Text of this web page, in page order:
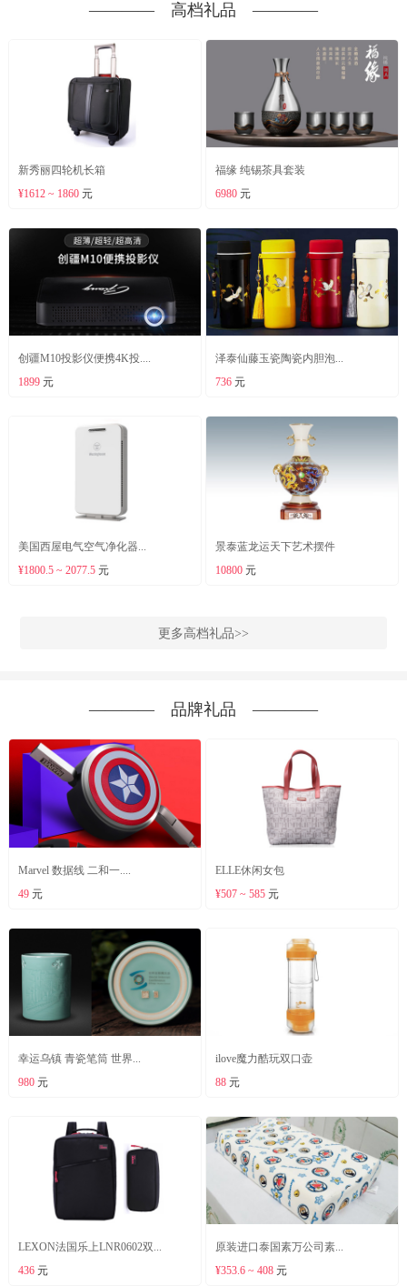
―――― 高档礼品 ――――
新秀丽四轮机长箱
¥1612 ~ 1860元
福缘 纯锡茶具套装
6980 元
创疆M10投影仪便携4K投....
1899元
泽泰仙藤玉瓷陶瓷内胆泡...
736 元
美国西屋电气空气净化器...
¥1800.5 ~ 2077.5元
景泰蓝龙运天下艺术摆件
10800 元
更多高档礼品>>
―――― 品牌礼品 ――――
Marvel 数据线 二和一....
49元
ELLE休闲女包
¥507 ~ 585 元
幸运乌镇 青瓷笔筒 世界...
980元
ilove魔力酷玩双口壶
88 元
LEXON法国乐上LNR0602双...
436元
原装进口泰国素万公司素...
¥353.6 ~ 408 元